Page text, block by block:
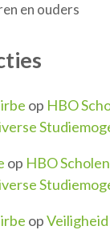
en ouders
op HBO
op HBO
op